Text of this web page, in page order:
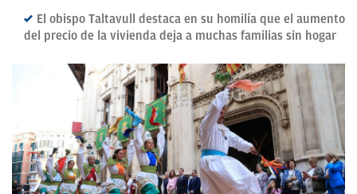
El obispo Taltavull destaca en su homilía que el aumento
del precio de la vivienda deja a muchas familias sin hogar